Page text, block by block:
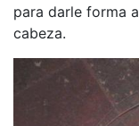
para darle forma
cabeza.